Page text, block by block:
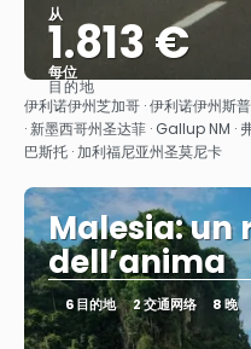
从
1.813 €
每位
目的地
伊利诺伊州芝加哥 · 伊利诺伊州斯
· 新墨西哥州圣达菲 · Gallup NM ·
巴斯托 · 加利福尼亚州圣莫尼卡
Malesia: un
dell’anima
6 目的地 2 交通网络 8 晚